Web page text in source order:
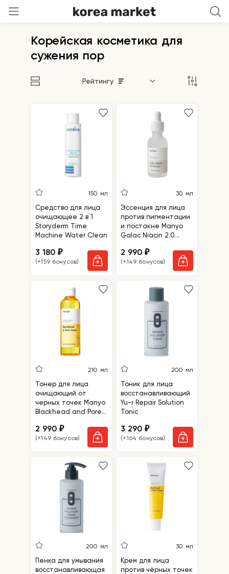
Корейская косметика для
сужения пор
Рейтингу
150 мл
Средство для лица
очищающее 2 в 1
Storyderm Time
Machine Water Clean
3 180₽
(+159 бонусов)
30 мл
Эссенция для лица
против пигментации
и постакне Manyo
Galac Niacin 2.0
2 990₽
(+149 бонусов)
210 мл
Тонер для лица
очищающий от
черных точек Manyo
Blackhead and Pore
2 990₽
(+149 бонусов)
200 мл
Тоник для лица
восстанавливающий
Yu-r Repair Solution
Tonic
3 290₽
(+164 бонусов)
200 мл
Пенка для умывания
восстанавливающая
30 мл
Крем для лица
против чёрных точек